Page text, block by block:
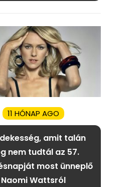
11 HÓNAP AGO
amit talán
nem tudtál az 57.
most ünneplő
Naomi Wattsról